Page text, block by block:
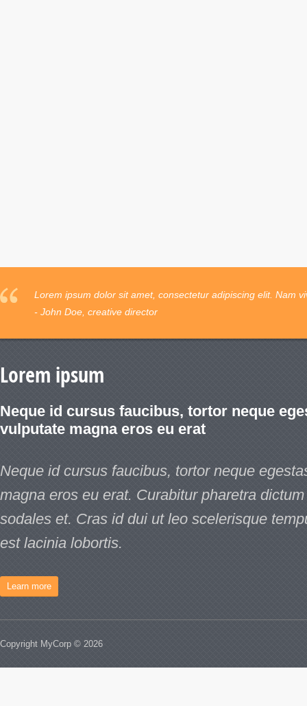
Lorem ipsum dolor sit amet, consectetur adipiscing elit. Nam
- John Doe, creative director
Lorem ipsum
Neque id cursus faucibus, tortor neque
vulputate magna eros eu erat
Neque id cursus faucibus, tortor neque
magna eros eu erat. Curabitur pharetra
sodales et. Cras id dui ut leo scelerisque
est lacinia lobortis.
Learn more
Copyright MyCorp © 2026